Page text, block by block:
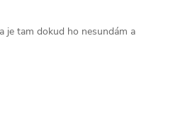
je tam dokud ho nesundám a